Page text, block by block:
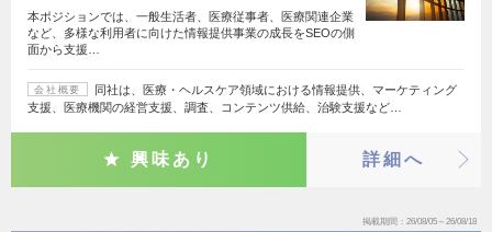
本ポジションでは、一般生活者、医療従事者、医療関連企業
など、多様な利用者に向けた情報提供事業の成長をSEOの側
面から支援…
会社概要
同社は、医療・ヘルスケア領域における情報提供、マーケティング
支援、医療機関の経営支援、調査、コンテンツ供給、治験支援など…
興味あり 詳細へ
掲載期間 26/08/05～26/08/18